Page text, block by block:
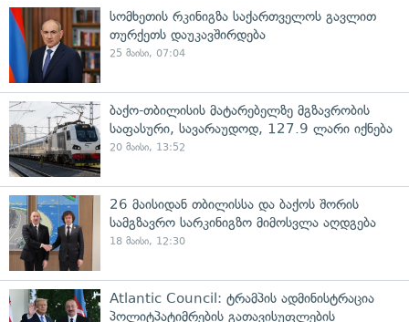
სომხეთის რკინიგზა საქართველოს გავლით
თურქეთს დაუკავშირდება
25 მაისი, 07:04
ბაქო-თბილისის მატარებელზე მგზავრობის
საფასური, სავარაუდოდ, 127.9 ლარი იქნება
20 მაისი, 13:52
26 მაისიდან თბილისსა და ბაქოს შორის
სამგზავრო სარკინიგზო მიმოსვლა აღდგება
18 მაისი, 12:30
Atlantic Council: ტრამპის ადმინისტრაცია
პოლიტპატიმრების გათავისუფლების